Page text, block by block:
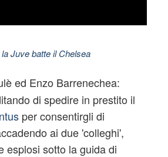
Juve batte il Chelsea
ed Enzo Barrenechea:
di spedire in prestito il
per consentirgli di
ai due 'colleghi',
esplosi sotto la guida di